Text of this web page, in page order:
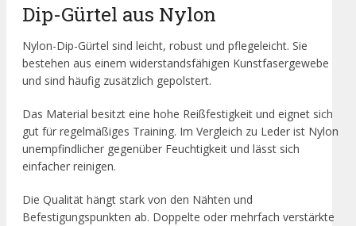
Dip-Gürtel aus Nylon
Nylon-Dip-Gürtel sind leicht, robust und pflegeleicht. Sie
bestehen aus einem widerstandsfähigen Kunstfasergewebe
und sind häufig zusätzlich gepolstert.
Das Material besitzt eine hohe Reißfestigkeit und eignet sich
gut für regelmäßiges Training. Im Vergleich zu Leder ist Nylon
unempfindlicher gegenüber Feuchtigkeit und lässt sich
einfacher reinigen.
Die Qualität hängt stark von den Nähten und
Befestigungspunkten ab. Doppelte oder mehrfach verstärkte